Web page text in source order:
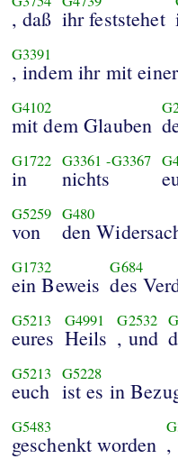
, daß ihr feststehet
G3391
, indem ihr mit einer
G4102
mit dem Glauben
G1722
in
G3361 -G3367
nichts
G5259
von
G480
den
G1732
ein Beweis
G684
des
G5213
eures
G4991
Heils
G2532
, und
G5213
euch
G5228
ist es in
G5483
geschenkt worden ,